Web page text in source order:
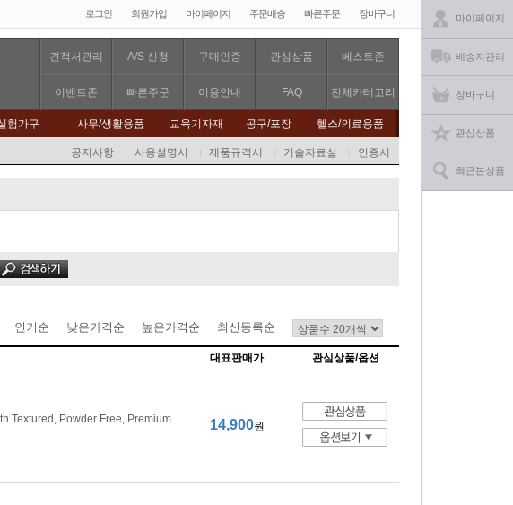
로그인 회원가입 마이페이지 주문배송 빠른주문 장바구니
견적서관리 A/S 신청 구매인증 관심상품 베스트존
이벤트존 빠른주문 이용안내 FAQ 전체카테고리
험가구 사무/생활용품 교육기자재 공구/포장 헬스/의료용품
공지사항 사용설명서 제품규격서 기술자료실 인증서
인기순 낮은가격순 높은가격순 최신등록순
대표판매가 관심상품/옵션
Textured, Powder Free, Premium
14,900원
마이페이지
배송지관리
장바구니
관심상품
최근본상품